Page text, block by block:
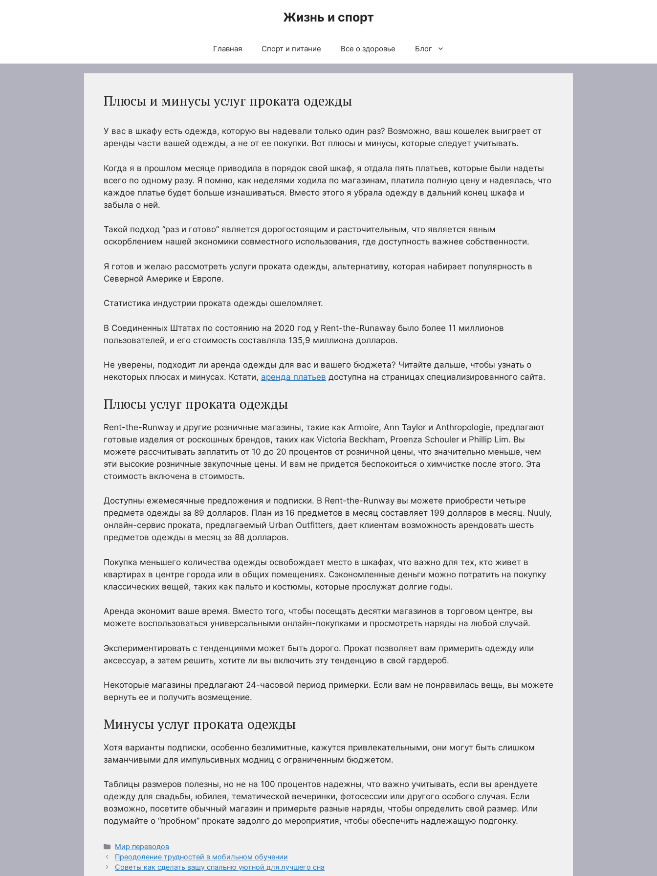
Жизнь и спорт
Главная Спорт и питание Все о здоровье Блог
Плюсы и минусы услуг проката одежды
У вас в шкафу есть одежда, которую вы надевали только один раз? Возможно, ваш кошелек выиграет от
аренды части вашей одежды, а не от ее покупки. Вот плюсы и минусы, которые следует учитывать.
Когда я в прошлом месяце приводила в порядок свой шкаф, я отдала пять платьев, которые были надеты
всего по одному разу. Я помню, как неделями ходила по магазинам, платила полную цену и надеялась, что
каждое платье будет больше изнашиваться. Вместо этого я убрала одежду в дальний конец шкафа и
забыла о ней.
Такой подход “раз и готово” является дорогостоящим и расточительным, что является явным
оскорблением нашей экономики совместного использования, где доступность важнее собственности.
Я готов и желаю рассмотреть услуги проката одежды, альтернативу, которая набирает популярность в
Северной Америке и Европе.
Статистика индустрии проката одежды ошеломляет.
В Соединенных Штатах по состоянию на 2020 год у Rent-the-Runaway было более 11 миллионов
пользователей, и его стоимость составляла 135,9 миллиона долларов.
Не уверены, подходит ли аренда одежды для вас и вашего бюджета? Читайте дальше, чтобы узнать о
некоторых плюсах и минусах. Кстати, аренда платьев доступна на страницах специализированного сайта.
Плюсы услуг проката одежды
Rent-the-Runway и другие розничные магазины, такие как Armoire, Ann Taylor и Anthropologie, предлагают
готовые изделия от роскошных брендов, таких как Victoria Beckham, Proenza Schouler и Phillip Lim. Вы
можете рассчитывать заплатить от 10 до 20 процентов от розничной цены, что значительно меньше, чем
эти высокие розничные закупочные цены. И вам не придется беспокоиться о химчистке после этого. Эта
стоимость включена в стоимость.
Доступны ежемесячные предложения и подписки. В Rent-the-Runway вы можете приобрести четыре
предмета одежды за 89 долларов. План из 16 предметов в месяц составляет 199 долларов в месяц. Nuuly,
онлайн-сервис проката, предлагаемый Urban Outfitters, дает клиентам возможность арендовать шесть
предметов одежды в месяц за 88 долларов.
Покупка меньшего количества одежды освобождает место в шкафах, что важно для тех, кто живет в
квартирах в центре города или в общих помещениях. Сэкономленные деньги можно потратить на покупку
классических вещей, таких как пальто и костюмы, которые прослужат долгие годы.
Аренда экономит ваше время. Вместо того, чтобы посещать десятки магазинов в торговом центре, вы
можете воспользоваться универсальными онлайн-покупками и просмотреть наряды на любой случай.
Экспериментировать с тенденциями может быть дорого. Прокат позволяет вам примерить одежду или
аксессуар, а затем решить, хотите ли вы включить эту тенденцию в свой гардероб.
Некоторые магазины предлагают 24-часовой период примерки. Если вам не понравилась вещь, вы можете
вернуть ее и получить возмещение.
Минусы услуг проката одежды
Хотя варианты подписки, особенно безлимитные, кажутся привлекательными, они могут быть слишком
заманчивыми для импульсивных модниц с ограниченным бюджетом.
Таблицы размеров полезны, но не на 100 процентов надежны, что важно учитывать, если вы арендуете
одежду для свадьбы, юбилея, тематической вечеринки, фотосессии или другого особого случая. Если
возможно, посетите обычный магазин и примерьте разные наряды, чтобы определить свой размер. Или
подумайте о “пробном” прокате задолго до мероприятия, чтобы обеспечить надлежащую подгонку.
Рубрики
Мир переводов
Преодоление трудностей в мобильном обучении
Советы как сделать вашу спальню уютной для лучшего сна